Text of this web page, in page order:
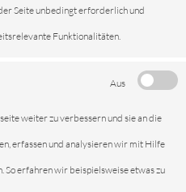
Seite unbedingt erforderlich und
Funktionalitäten.
Aus
weiter zu verbessern und sie an die
erfassen und analysieren wir mit Hilfe
So erfahren wir beispielsweise etwas zu